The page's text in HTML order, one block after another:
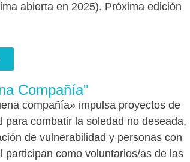
abierta en 2025). Próxima edición
Compañía"
compañía» impulsa proyectos de
para combatir la soledad no deseada,
de vulnerabilidad y personas con
como voluntarios/as de las